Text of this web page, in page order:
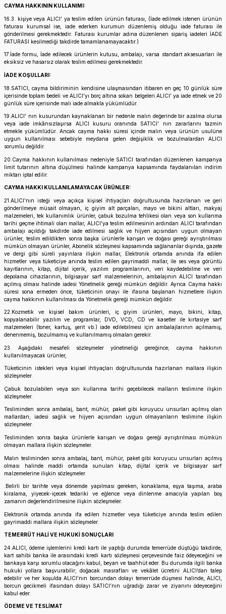
CAYMA HAKKININ KULLANIMI:
16.3. kişiye veya ALICI’ ya teslim edilen ürünün faturası, (İade edilmek istenen ürünün
faturası kurumsal ise, iade ederken kurumun düzenlemiş olduğu iade faturası ile
gönderilmesi gerekmektedir. Faturası kurumlar adına düzenlenen sipariş iadeleri İADE
FATURASI kesilmediği takdirde tamamlanamayacaktır.)
17.İade formu, İade edilecek ürünlerin kutusu, ambalajı, varsa standart aksesuarları ile
eksiksiz ve hasarsız olarak teslim edilmesi gerekmektedir.
İADE KOŞULLARI:
18.SATICI, cayma bildiriminin kendisine ulaşmasından itibaren en geç 10 günlük süre
içerisinde toplam bedeli ve ALICI’yı borç altına sokan belgeleri ALICI’ ya iade etmek ve 20
günlük süre içerisinde malı iade almakla yükümlüdür.
19.ALICI’ nın kusurundan kaynaklanan bir nedenle malın değerinde bir azalma olursa
veya iade imkânsızlaşırsa ALICI kusuru oranında SATICI’ nın zararlarını tazmin
etmekle yükümlüdür. Ancak cayma hakkı süresi içinde malın veya ürünün usulüne
uygun kullanılması sebebiyle meydana gelen değişiklik ve bozulmalardan ALICI
sorumlu değildir.
20.Cayma hakkının kullanılması nedeniyle SATICI tarafından düzenlenen kampanya
limit tutarının altına düşülmesi halinde kampanya kapsamında faydalanılan indirim
miktarı iptal edilir.
CAYMA HAKKI KULLANILAMAYACAK ÜRÜNLER:
21.ALICI’nın isteği veya açıkça kişisel ihtiyaçları doğrultusunda hazırlanan ve geri
gönderilmeye müsait olmayan, iç giyim alt parçaları, mayo ve bikini altları, makyaj
malzemeleri, tek kullanımlık ürünler, çabuk bozulma tehlikesi olan veya son kullanma
tarihi geçme ihtimali olan mallar, ALICI’ya teslim edilmesinin ardından ALICI tarafından
ambalajı açıldığı takdirde iade edilmesi sağlık ve hijyen açısından uygun olmayan
ürünler, teslim edildikten sonra başka ürünlerle karışan ve doğası gereği ayrıştırılması
mümkün olmayan ürünler, Abonelik sözleşmesi kapsamında sağlananlar dışında, gazete
ve dergi gibi süreli yayınlara ilişkin mallar, Elektronik ortamda anında ifa edilen
hizmetler veya tüketiciye anında teslim edilen gayrimaddi mallar, ile ses veya görüntü
kayıtlarının, kitap, dijital içerik, yazılım programlarının, veri kaydedebilme ve veri
depolama cihazlarının, bilgisayar sarf malzemelerinin, ambalajının ALICI tarafından
açılmış olması halinde iadesi Yönetmelik gereği mümkün değildir. Ayrıca Cayma hakkı
süresi sona ermeden önce, tüketicinin onayı ile ifasına başlanan hizmetlere ilişkin
cayma hakkının kullanılması da Yönetmelik gereği mümkün değildir.
22.Kozmetik ve kişisel bakım ürünleri, iç giyim ürünleri, mayo, bikini, kitap,
kopyalanabilir yazılım ve programlar, DVD, VCD, CD ve kasetler ile kırtasiye sarf
malzemeleri (toner, kartuş, şerit vb.) iade edilebilmesi için ambalajlarının açılmamış,
denenmemiş, bozulmamış ve kullanılmamış olmaları gerekir.
23. Aşağıdaki mesafeli sözleşmeler yönetmeliği gereğince; cayma hakkının
kullanılmayacak ürünler,
Tüketicinin istekleri veya kişisel ihtiyaçları doğrultusunda hazırlanan mallara ilişkin
sözleşmeler.
Çabuk bozulabilen veya son kullanma tarihi geçebilecek malların teslimine ilişkin
sözleşmeler.
Tesliminden sonra ambalaj, bant, mühür, paket gibi koruyucu unsurları açılmış olan
mallardan; iadesi sağlık ve hijyen açısından uygun olmayanların teslimine ilişkin
sözleşmeler.
Tesliminden sonra başka ürünlerle karışan ve doğası gereği ayrıştırılması mümkün
olmayan mallara ilişkin sözleşmeler.
Malın tesliminden sonra ambalaj, bant, mühür, paket gibi koruyucu unsurları açılmış
olması halinde maddi ortamda sunulan kitap, dijital içerik ve bilgisayar sarf
malzemelerine ilişkin sözleşmeler.
.Belirli bir tarihte veya dönemde yapılması gereken, konaklama, eşya taşıma, araba
kiralama, yiyecek-içecek tedariki ve eğlence veya dinlenme amacıyla yapılan boş
zamanın değerlendirilmesine ilişkin sözleşmeler.
Elektronik ortamda anında ifa edilen hizmetler veya tüketiciye anında teslim edilen
gayrimaddi mallara ilişkin sözleşmeler.
TEMERRÜT HALİ VE HUKUKİ SONUÇLARI
24.ALICI, ödeme işlemlerini kredi kartı ile yaptığı durumda temerrüde düştüğü takdirde,
kart sahibi banka ile arasındaki kredi kartı sözleşmesi çerçevesinde faiz ödeyeceğini ve
bankaya karşı sorumlu olacağını kabul, beyan ve taahhüt eder. Bu durumda ilgili banka
hukuki yollara başvurabilir; doğacak masrafları ve vekâlet ücretini ALICI’dan talep
edebilir ve her koşulda ALICI’nın borcundan dolayı temerrüde düşmesi halinde, ALICI,
borcun gecikmeli ifasından dolayı SATICI’nın uğradığı zarar ve ziyanını ödeyeceğini
kabul eder.
ÖDEME VE TESLİMAT